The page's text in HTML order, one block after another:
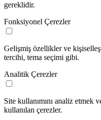
gereklidir.
Fonksiyonel Çerezler
Gelişmiş özellikler ve
tercihi, tema seçimi gibi.
Analitik Çerezler
Site kullanımını analiz etmek
kullanılan çerezler.